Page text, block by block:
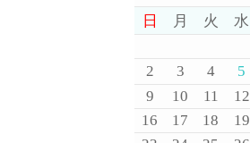
日 月 火 水
2
3 4 5
9
10 11 12
16
17 18 19